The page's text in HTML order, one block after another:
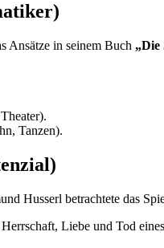
Ansätze in seinem Buch „Die
Tanzen).
Husserl betrachtete das
Liebe und Tod